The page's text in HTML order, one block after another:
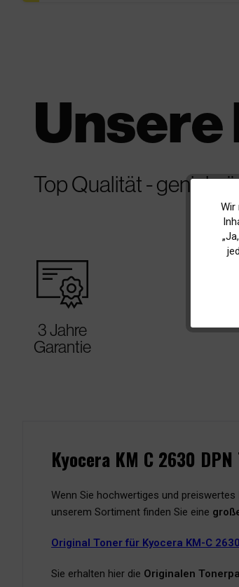
Top Qualität - genial
warranty_certificate
3 Jahre
Garantie
Kyocera KM C 2630
Wenn Sie hochwertiges und preiswertes
unserem Sortiment finden Sie eine
Original Toner für Kyocera KM-C
Sie erhalten hier die Originalen
Wir